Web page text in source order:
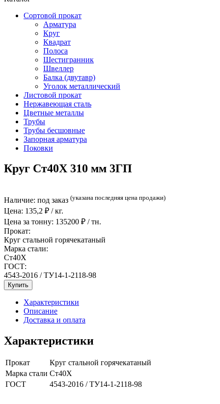
Сортовой прокат
Арматура
Круг
Квадрат
Полоса
Шестигранник
Швеллер
Балка (двутавр)
Уголок металлический
Листовой прокат
Нержавеющая сталь
Цветные металлы
Трубы
Трубы бесшовные
Запорная арматура
Поковки
Круг Ст40Х 310 мм 3ГП
Наличие: под заказ (указана последняя цена продажи)
Цена: 135,2 ₽ / кг.
Цена за тонну: 135200 ₽ / тн.
Прокат:
Круг стальной горячекатаный
Марка стали:
Ст40Х
ГОСТ:
4543-2016 / ТУ14-1-2118-98
Купить
Характеристики
Описание
Доставка и оплата
Характеристики
Прокат
Круг стальной горячекатаный
Марка стали Ст40Х
ГОСТ
4543-2016 / ТУ14-1-2118-98